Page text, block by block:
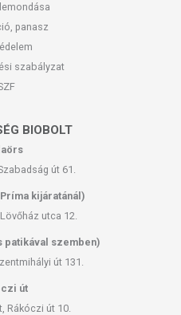
panasz
szabályzat
BIOBOLT
út 61.
kijáratánál)
utca 12.
patikával szemben)
út 131.
út
Rákóczi út 10.